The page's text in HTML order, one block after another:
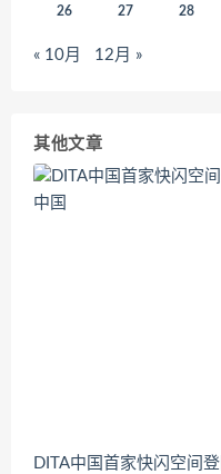
26 27 28
« 10月 12月 »
其他文章
DITA中国首家快闪空间